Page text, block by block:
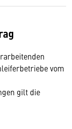
vom
gilt die